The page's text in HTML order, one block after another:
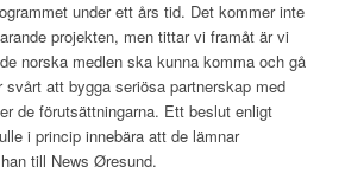
under ett års tid. Det kommer inte
projekten, men tittar vi framåt är vi
norska medlen ska kunna komma och gå
svårt att bygga seriösa partnerskap med
de förutsättningarna. Ett beslut enligt
i princip innebära att de lämnar
till News Øresund.